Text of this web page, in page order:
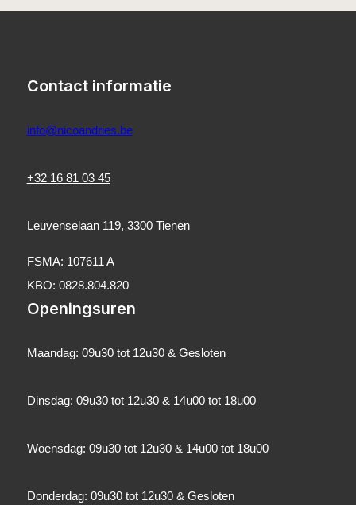
Contact informatie
info@nicoandries.be
+32 16 81 03 45
Leuvenselaan 119, 3300 Tienen
FSMA: 107611 A
KBO: 0828.804.820
Openingsuren
Maandag: 09u30 tot 12u30 & Gesloten
Dinsdag: 09u30 tot 12u30 & 14u00 tot 18u00
Woensdag: 09u30 tot 12u30 & 14u00 tot 18u00
Donderdag: 09u30 tot 12u30 & Gesloten